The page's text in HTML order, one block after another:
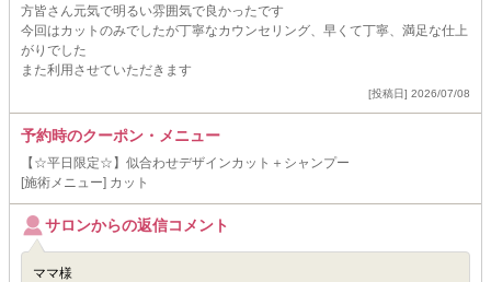
方皆さん元気で明るい雰囲気で良かったです
今回はカットのみでしたが丁寧なカウンセリング、早くて丁寧、満足な仕上
がりでした
また利用させていただきます
[投稿日] 2026/07/08
予約時のクーポン・メニュー
【☆平日限定☆】似合わせデザインカット＋シャンプー
[施術メニュー] カット
サロンからの返信コメント
ママ様